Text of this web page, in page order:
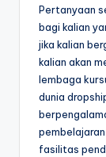
Pertanyaan
bagi kalian
jika kalian
kalian akan
lembaga
dunia
fasilitas